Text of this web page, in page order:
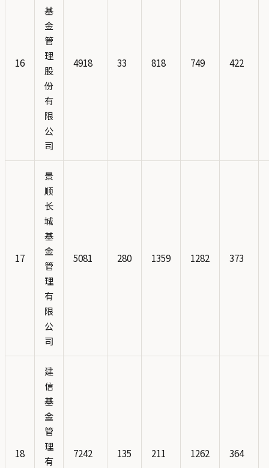
16
基
金
管
理
股
份
有
限
公
司
4918 33 818 749 422
17
景
顺
长
城
基
金
管
理
有
限
公
司
5081 280 1359 1282 373
18
建
信
基
金
管
理
有
7242 135 211 1262 364